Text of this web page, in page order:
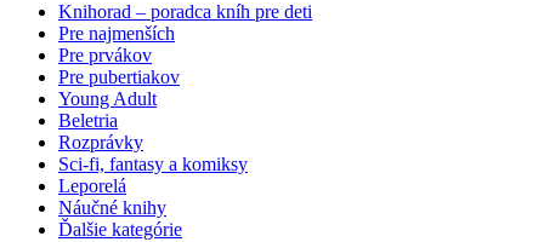
Knihorad – poradca kníh pre deti
Pre najmenších
Pre prvákov
Pre pubertiakov
Young Adult
Beletria
Rozprávky
Sci-fi, fantasy a komiksy
Leporelá
Náučné knihy
Ďalšie kategórie